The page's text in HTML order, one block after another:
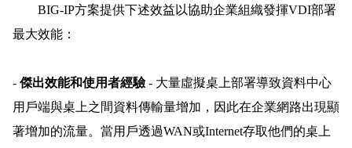
BIG-IP方案提供下述效益以協助企業組織發揮VDI部署
最大效能：
- 傑出效能和使用者經驗- 大量虛擬桌上部署導致資料中心
用戶端與桌上之間資料傳輸量增加，因此在企業網路出現顯
著增加的流量。當用戶透過WAN或Internet存取他們的桌上